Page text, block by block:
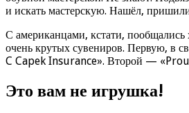
и искать мастерскую. Нашёл,
С американцами, кстати,
очень крутых сувениров. Первую, в
C Capek Insurance». Второй —
Это вам не игрушка!